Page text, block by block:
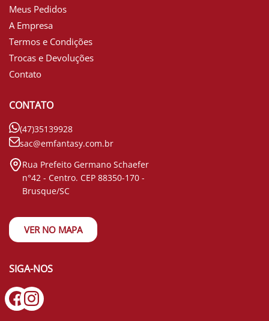
Meus Pedidos
A Empresa
Termos e Condições
Trocas e Devoluções
Contato
CONTATO
(47)35139928
sac@emfantasy.com.br
Rua Prefeito Germano Schaefer
n°42 - Centro. CEP 88350-170 -
Brusque/SC
VER NO MAPA
SIGA-NOS